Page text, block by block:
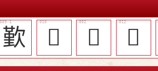
歏 󷳙 󷳓 󷳛